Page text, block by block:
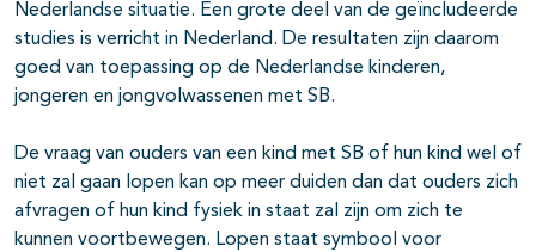
Nederlandse situatie. Een grote deel van de geïncludeerde
studies is verricht in Nederland. De resultaten zijn daarom
goed van toepassing op de Nederlandse kinderen,
jongeren en jongvolwassenen met SB.
De vraag van ouders van een kind met SB of hun kind wel of
niet zal gaan lopen kan op meer duiden dan dat ouders zich
afvragen of hun kind fysiek in staat zal zijn om zich te
kunnen voortbewegen. Lopen staat symbool voor